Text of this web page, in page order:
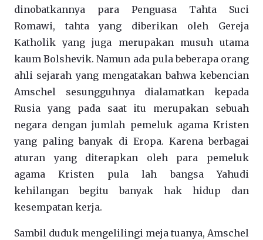
dinobatkannya para Penguasa Tahta Suci
Romawi, tahta yang diberikan oleh Gereja
Katholik yang juga merupakan musuh utama
kaum Bolshevik. Namun ada pula beberapa orang
ahli sejarah yang mengatakan bahwa kebencian
Amschel sesungguhnya dialamatkan kepada
Rusia yang pada saat itu merupakan sebuah
negara dengan jumlah pemeluk agama Kristen
yang paling banyak di Eropa. Karena berbagai
aturan yang diterapkan oleh para pemeluk
agama Kristen pula lah bangsa Yahudi
kehilangan begitu banyak hak hidup dan
kesempatan kerja.
Sambil duduk mengelilingi meja tuanya, Amschel